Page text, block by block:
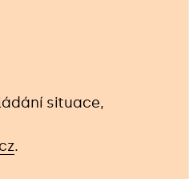
situace,
.